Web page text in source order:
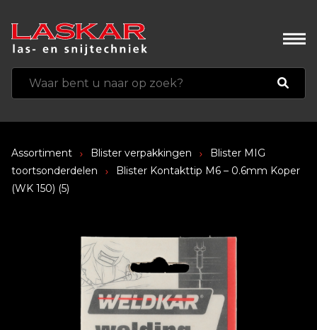
Assortiment Blister verpakkingen
Blister MIG
toortsonderdelen
Blister Kontakttip M6 – 0.6mm Koper
(WK 150) (5)